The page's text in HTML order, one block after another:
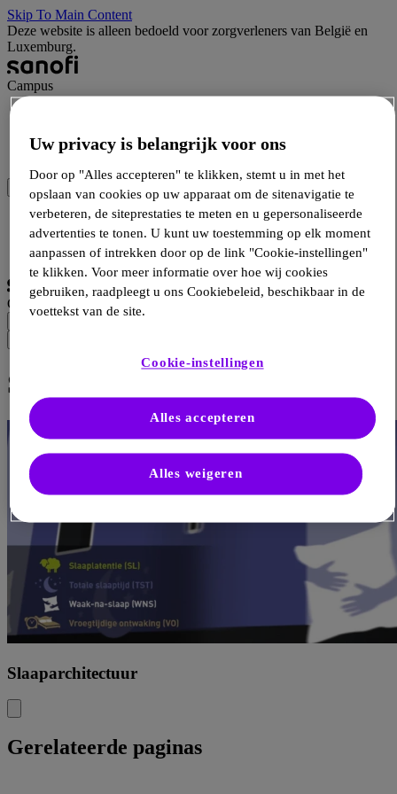
Skip To Main Content
Deze website is alleen bedoeld voor zorgverleners van België en
Luxemburg.
Campus
Hulpmiddelen
Producten
Inloggen
Inschrijven
Selecteer taal
Campus
Slaap onderwijs
Slaaparchitectuur
Gerelateerde paginas
Uw privacy is belangrijk voor ons
Door op "Alles accepteren" te klikken, stemt u in met het
opslaan van cookies op uw apparaat om de sitenavigatie te
verbeteren, de siteprestaties te meten en u gepersonaliseerde
advertenties te tonen. U kunt uw toestemming op elk moment
aanpassen of intrekken door op de link "Cookie-instellingen"
te klikken. Voor meer informatie over hoe wij cookies
gebruiken, raadpleegt u ons Cookiebeleid, beschikbaar in de
voettekst van de site.
Cookie-instellingen
Alles weigeren
Alles accepteren